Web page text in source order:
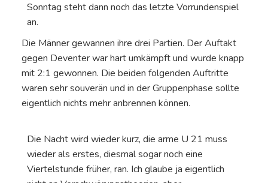
Sonntag steht dann noch das letzte Vorrundenspiel
an.
Die Männer gewannen ihre drei Partien. Der Auftakt
gegen Deventer war hart umkämpft und wurde knapp
mit 2:1 gewonnen. Die beiden folgenden Auftritte
waren sehr souverän und in der Gruppenphase sollte
eigentlich nichts mehr anbrennen können.
Die Nacht wird wieder kurz, die arme U 21 muss
wieder als erstes, diesmal sogar noch eine
Viertelstunde früher, ran. Ich glaube ja eigentlich